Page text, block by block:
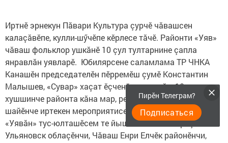
Иртнӗ эрнекун Пăвари Культура çурчӗ чăвашсен
калаçăвӗпе, кулли-шӳчӗпе кӗрлесе тăчӗ. Районти «Уяв»
чăваш фольклор ушкăнӗ 10 çул тултарнине çапла
янравлăн уявларӗ. Юбилярсене саламлама ТР ЧНКА
Канашӗн председателӗн пӗрремӗш çумӗ Константин
Малышев, «Сувар» хаçат ӗçченӗсем пычӗç. 10 çул
хушшинче районта кăна мар, республика, регион
шайӗнче иртекен мероприятисене хастар хутшăнакан
«Уявăн» тус-юлташӗсем те йышлă. «Уявăн» праçникне
Ульяновск облаçӗнчи, Чăваш Енри Елчӗк районӗнчи,
Пирӗн Телеграм?
Подписаться